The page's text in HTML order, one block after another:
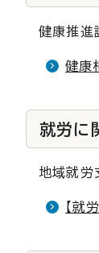
健康推進
健康
就労に
地域就労
【就